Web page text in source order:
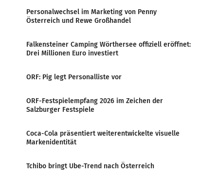
Personalwechsel im Marketing von Penny
Österreich und Rewe Großhandel
Falkensteiner Camping Wörthersee offiziell eröffnet:
Drei Millionen Euro investiert
ORF: Pig legt Personalliste vor
ORF-Festspielempfang 2026 im Zeichen der
Salzburger Festspiele
Coca-Cola präsentiert weiterentwickelte visuelle
Markenidentität
Tchibo bringt Ube-Trend nach Österreich